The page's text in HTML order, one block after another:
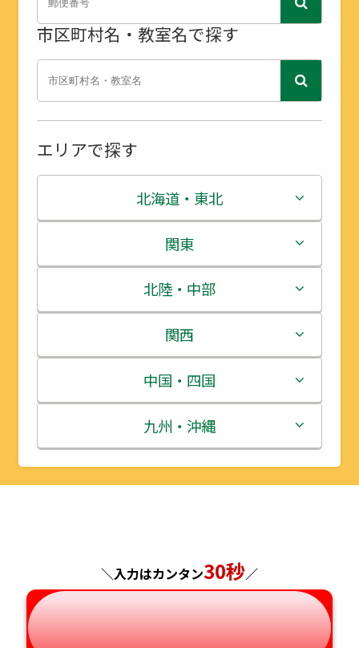
市区町村名・教室名で探す
エリアで探す
北海道・東北
北海道
青森県
岩手県
宮城県
秋田県
山形県
関東
茨城県
栃木県
群馬県
埼玉県
千葉県
北陸・中部
新潟県
富山県
石川県
福井県
関西
三重県
滋賀県
京都府
中国・四国
鳥取県
島根県
九州・沖縄
福岡県
＼入力はカンタン30秒／